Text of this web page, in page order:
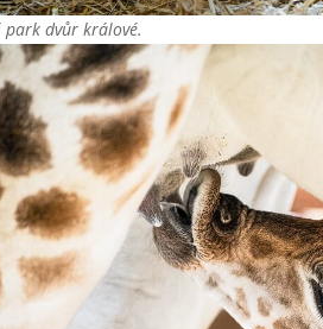
dvůr králové.